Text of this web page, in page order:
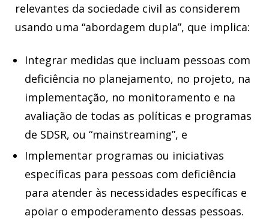
relevantes da sociedade civil as considerem
usando uma “abordagem dupla”, que implica:
Integrar medidas que incluam pessoas com
deficiência no planejamento, no projeto, na
implementação, no monitoramento e na
avaliação de todas as políticas e programas
de SDSR, ou “mainstreaming”, e
Implementar programas ou iniciativas
específicas para pessoas com deficiência
para atender às necessidades específicas e
apoiar o empoderamento dessas pessoas.